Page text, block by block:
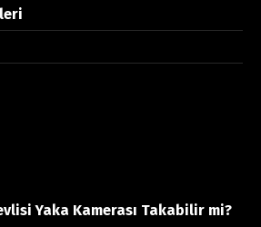
Yaka Kamerası Takabilir mi?